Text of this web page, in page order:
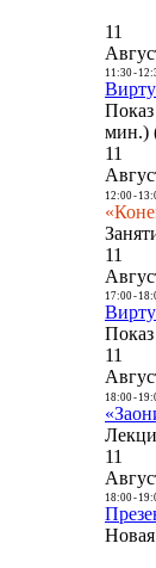
11
11:30-
мин.)
11
12:00-
11
17:00-
11
18:00-
11
18:00-